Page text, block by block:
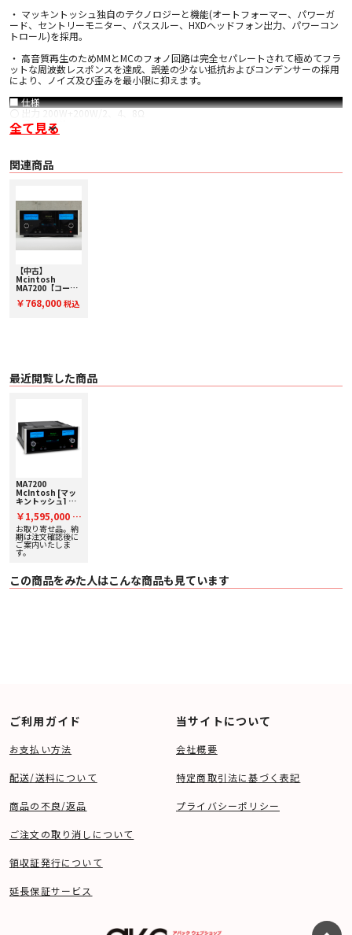
・ マッキントッシュ独自のテクノロジーと機能(オートフォーマー、パワーガ
ード、セントリーモニター、パススルー、HXDヘッドフォン出力、パワーコン
トロール)を採用。
・ 高音質再生のためMMとMCのフォノ回路は完全セパレートされて極めてフラ
ットな周波数レスポンスを達成、誤差の少ない抵抗およびコンデンサーの採用
により、ノイズ及び歪みを最小限に抑えます。
■ 仕様
〇 出力 200W+200W/2、4、8Ω
〇 周波数特性
・ +0,-0.5dB at 20Hz - 20kHz
〇 全高調波歪率 0.005% max. 20Hz - 20kHz
〇 ダイナミックヘッドルーム 2.0dB
・ High Level:500mV/250mV(バランス/アンバランス)Power Amp.:1.4V
〇 SN比
・ Phono(MC):80dB
・ Phono(MM):82dB
・ High Level:95dB
〇 入力インピーダンス 20kΩ(バランス/アンバランス)
〇 ダンピングファクター >40
〇 アナログ入力端子
・ High Level 入力:5系統(アンバランス)
・ 1系統(バランス)
・ OPTICAL：24bit/192kHz
・ USB：32bit/384kHz、DSD256、DXD384kHz
・ 可変出力:2系統(アンバランス)
〇 ホームシアターパススルー 有り
〇 トーンコントロール Bass/Treble(+/-12dB)
〇 コントロール RS232C コントロール入力 パワーコントロール リアパネルデ
〇 スピーカー出力端子 1系統 バインディングポスト
〇 電源 100V 50/60Hz
〇 重量 34.1kg
〇 備考 リモコン付属
全て見る
関連商品
【中古】
Mcintosh
MA7200【コード
メインアンプ
￥768,000 税込
最近閲覧した商品
MA7200
McIntosh [マッ
キントッシュ] プ
取り査定額20%ア
ップ実施中！
￥1,595,000 税
込
お取り寄せ品。納
期は注文確認後に
ご案内いたしま
す。
この商品をみた人はこんな商品も見ています
ご利用ガイド
お支払い方法
配送/送料について
商品の不良/返品
ご注文の取り消しについて
領収証発行について
延長保証サービス
当サイトについて
会社概要
特定商取引法に基づく表記
プライバシーポリシー